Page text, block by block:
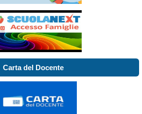
Carta del Docente